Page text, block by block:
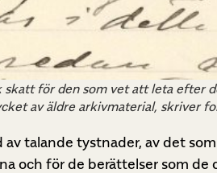
skatt för den som vet att leta
av äldre arkivmaterial, skriver
av talande tystnader, av det
och för de berättelser som